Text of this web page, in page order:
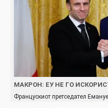
МАКРОН: ЕУ НЕ ГО
Францускиот претседател